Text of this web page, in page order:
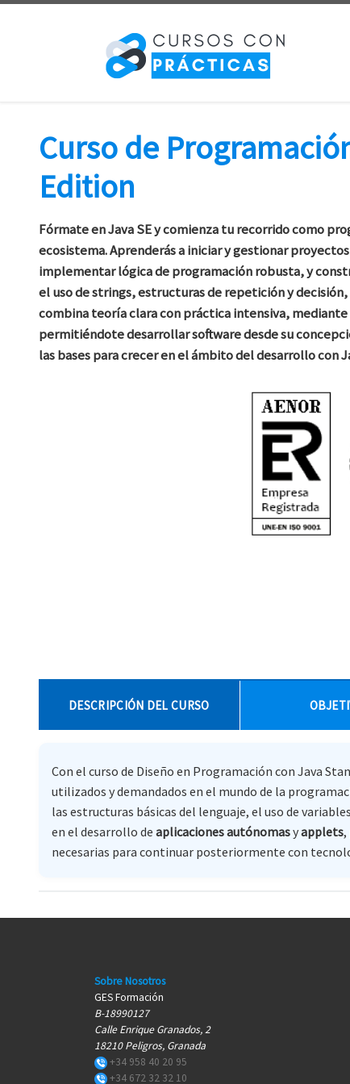
Curso de
Edition
Fórmate en Java SE y comienza tu recorrido como
ecosistema. Aprenderás a iniciar y gestionar
implementar lógica de programación robusta, y
el uso de strings, estructuras de repetición y
combina teoría clara con práctica intensiva,
permitiéndote desarrollar software desde su
las bases para crecer en el ámbito del desarrollo con
DESCRIPCIÓN DEL CURSO
Con el curso de Diseño en Programación con Java
utilizados y demandados en el mundo de la
las estructuras básicas del lenguaje, el uso de
en el desarrollo de aplicaciones autónomasyapplets,
necesarias para continuar posteriormente con
Sobre Nosotros
GES Formación
B-18990127
Calle Enrique Granados, 2
18210 Peligros, Granada
+34 958 40 20 95
+34 672 32 32 10